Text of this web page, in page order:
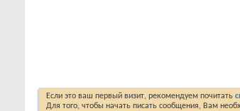
Если это ваш первый визит, рекомендуем почитать
Для того, чтобы начать писать сообщения, Вам